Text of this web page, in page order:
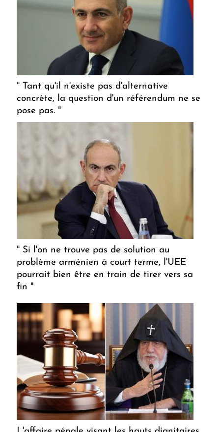
" Tant qu'il n'existe pas d'alternative
concrète, la question d'un référendum ne se
pose pas. "
" Si l'on ne trouve pas de solution au
problème arménien à court terme, l'UEE
pourrait bien être en train de tirer vers sa
fin "